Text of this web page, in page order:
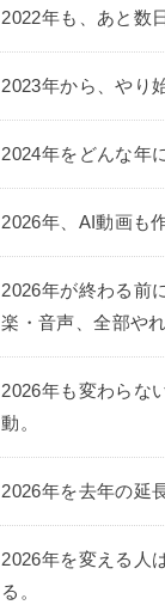
2022年も、あと数
2023年から、やり
2024年をどんな年
2026年、AI動画も
2026年が終わる前
楽・音声、全部やれ
2026年も変わらな
動。
2026年を去年の延
2026年を変える人
る。